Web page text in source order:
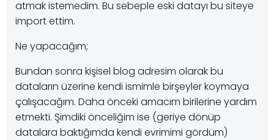
atmak istemedim. Bu sebeple eski datayı bu siteye
import ettim.
Ne yapacağım;
Bundan sonra kişisel blog adresim olarak bu
dataların üzerine kendi ismimle birşeyler koymaya
çalışacağım. Daha önceki amacım birilerine yardım
etmekti. Şimdiki önceliğim ise (geriye dönüp
datalara baktığımda kendi evrimimi gördüm)